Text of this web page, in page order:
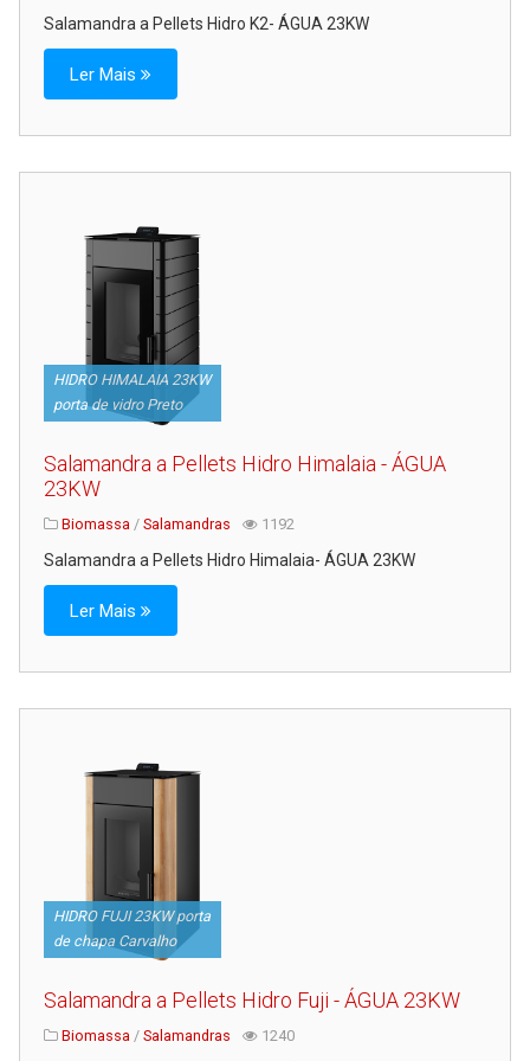
Salamandra a Pellets Hidro K2- ÁGUA 23KW
Ler Mais
HIDRO HIMALAIA 23KW
porta de vidro Preto
Salamandra a Pellets Hidro Himalaia - ÁGUA
23KW
Biomassa / Salamandras 1192
Salamandra a Pellets Hidro Himalaia- ÁGUA 23KW
Ler Mais
HIDRO FUJI 23KW porta
de chapa Carvalho
Salamandra a Pellets Hidro Fuji - ÁGUA 23KW
Biomassa/ Salamandras 1240